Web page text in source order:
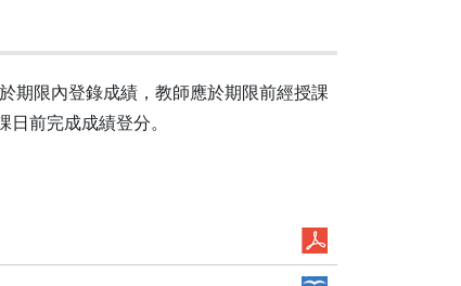
期限內登錄成績，教師應於期限前經授課
前完成成績登分。